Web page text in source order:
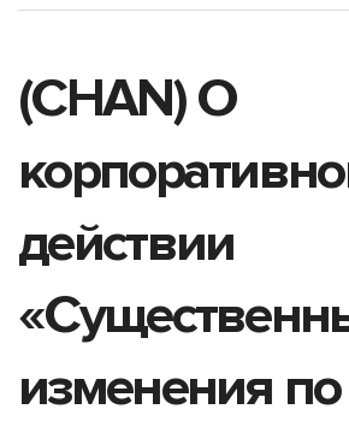
(CHAN) О
действии
изменения